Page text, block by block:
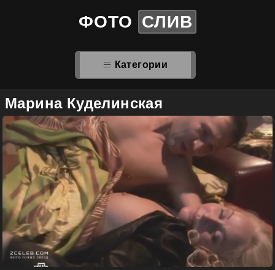
ФОТО СЛИВ
Категории
Марина Куделинская